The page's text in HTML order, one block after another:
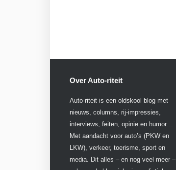
Over Auto-riteit
Auto-riteit is een oldskool blog met
nieuws, columns, rij-impressies,
interviews, feiten, opinie en humor…
Met aandacht voor auto’s (PKW en
LKW), verkeer, toerisme, sport en
media. Dit alles – en nog veel meer –